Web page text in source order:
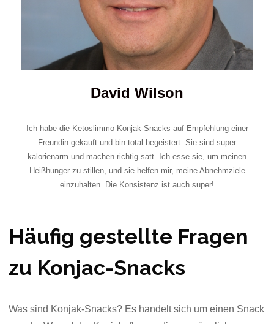
David Wilson
Ich habe die Ketoslimmo Konjak-Snacks auf Empfehlung einer
Freundin gekauft und bin total begeistert. Sie sind super
kalorienarm und machen richtig satt. Ich esse sie, um meinen
Heißhunger zu stillen, und sie helfen mir, meine Abnehmziele
einzuhalten. Die Konsistenz ist auch super!
Häufig gestellte Fragen
zu Konjac-Snacks
Was sind Konjak-Snacks? Es handelt sich um einen Snack